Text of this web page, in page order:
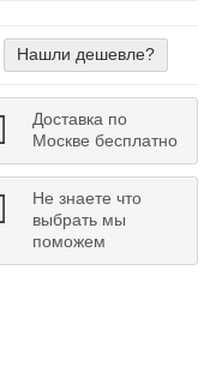
Нашли дешевле?
Доставка по
Москве бесплатно
Не знаете что
выбрать мы
поможем